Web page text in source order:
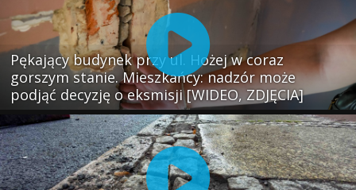
Pękający budynek przy ul. Hożej w coraz
gorszym stanie. Mieszkańcy: nadzór może
podjąć decyzję o eksmisji [WIDEO, ZDJĘCIA]